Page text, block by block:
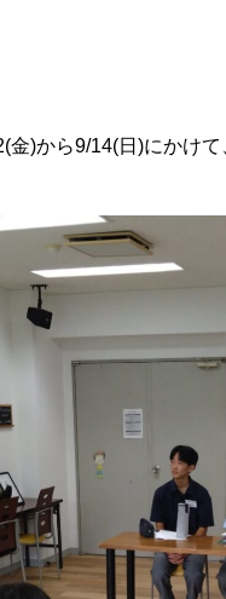
金)から9/14(日)にかけ